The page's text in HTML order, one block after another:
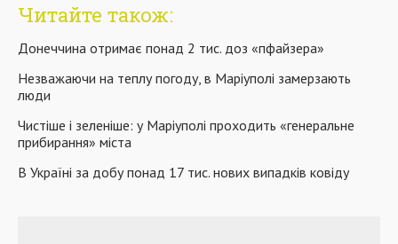
Читайте також:
Донеччина отримає понад 2 тис. доз «пфайзера»
Незважаючи на теплу погоду, в Маріуполі замерзають
люди
Чистіше і зеленіше: у Маріуполі проходить «генеральне
прибирання» міста
В Україні за добу понад 17 тис. нових випадків ковіду